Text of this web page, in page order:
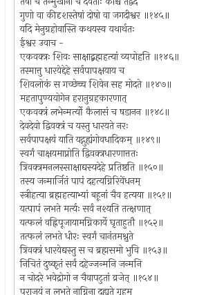
गुणो वा कीदृशस्तेषां दोषो वा जगदीश्वर ॥१४५॥
यदि मेनुग्रहोवास्ति कथयस्व यथार्थतः
ईश्वर उवाच -
एकवक्त्रः शिवः साक्षाद्ब्रह्महत्यां व्यपोहति ॥१४६॥
तस्मात्तु धारयेद्देहे सर्वपापक्षयाय च
शिवलोकं स गच्छेच्च शिवेन सह मोदते ॥१४७॥
महतापुण्ययोगेन हरानुग्रहकारणात्
एकवक्त्रं लभेन्मर्त्यो कैलासं च षडानन ॥१४८॥
देवदेवो द्विवक्त्रं च यस्तु धारयते नरः
सर्वपापक्षयं याति यद्गुह्यंगोवधादिकम् ॥१४९॥
स्वर्गं चाक्षयमाप्नोति द्विवक्त्रधारणात्ततः
त्रिवक्त्रमनलस्साक्षाद्यस्यदेहे प्रतिष्ठति ॥१५०॥
तस्य जन्मार्जितं पापं दहत्यग्निरिवेंधनम्
स्त्रीहत्या ब्रह्महत्याभ्यां बहूनां चैव हत्यया ॥१५१॥
यत्पापं लभते मर्त्यः सर्वं नश्यति तत्क्षणात्
यत्फलं वह्निपूजायामग्निकार्ये घृताहुतौ ॥१५२॥
तत्फलं लभते धीरः स्वर्गं चानंतमश्नुते
त्रिवक्त्रं धारयेद्यस्तु स च ब्रह्मसमो भुवि ॥१५३॥
निचितं दुष्कृतं सर्वं दहेज्जन्मनि जन्मनि
न चोदरे भवेद्रोगो न चैवापटुतां व्रजेत् ॥१५४॥
पराजयं न लभते नाग्निना दह्यते गृहम्